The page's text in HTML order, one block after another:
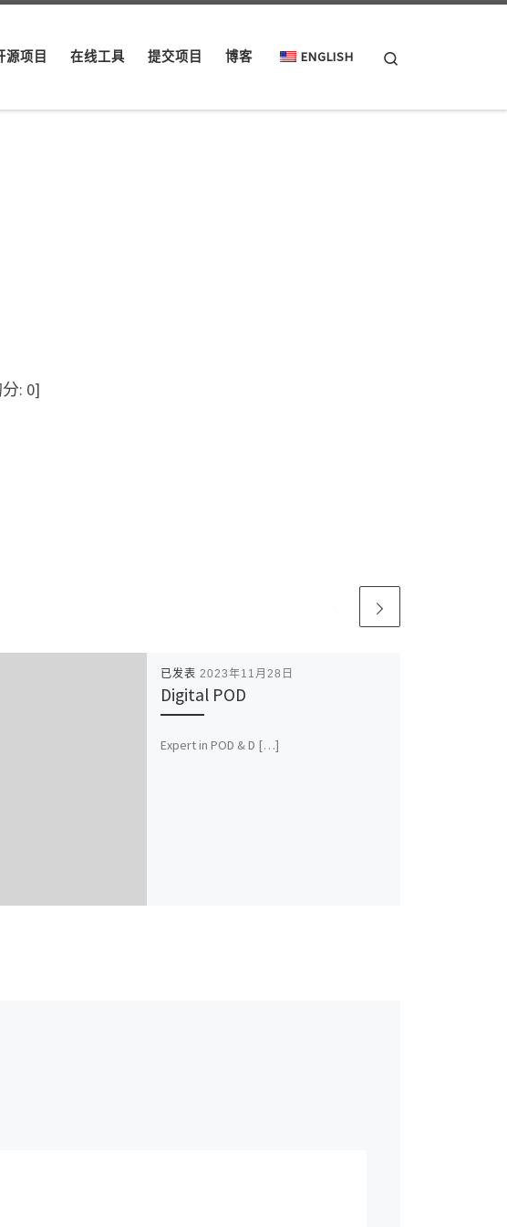
源项目 在线工具 提交项目 博客 ENGLISH
: 0]
已发表 2023年11月28日
Digital POD
Expert in POD & D […]